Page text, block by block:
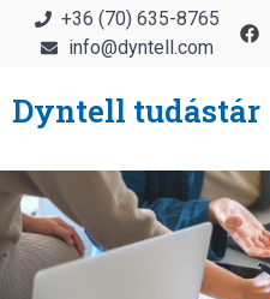
+36 (70) 635-8765
info@dyntell.com
Dyntell tudástár